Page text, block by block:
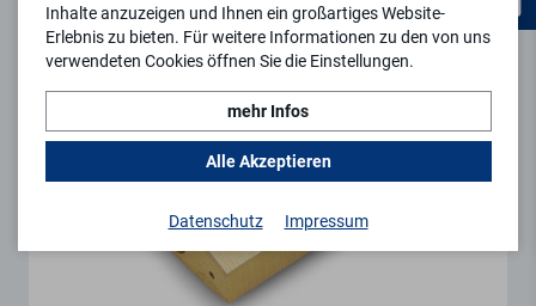
Inhalte anzuzeigen und Ihnen ein großartiges Website-
Erlebnis zu bieten. Für weitere Informationen zu den von uns
verwendeten Cookies öffnen Sie die Einstellungen.
mehr Infos
Alle Akzeptieren
Datenschutz Impressum